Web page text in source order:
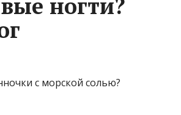
ногти?
с морской солью?